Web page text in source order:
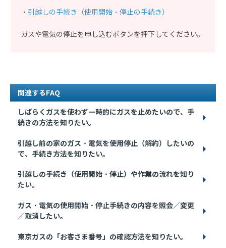
・ 引越しの手続き（使用開始・停止の手続き）
ガスや電気の停止を申し込むボタンを押下してください。
関連するFAQ
しばらくガスを使わず一時的にガスを止めたいので、手
続きの方法を知りたい。
引越し前の家のガス・電気を使用停止（解約）したいの
で、手続き方法を知りたい。
引越しの手続き（使用開始・停止）や作業の流れを知り
たい。
ガス・電気の使用開始・停止手続きの内容を照会／変更
／取消したい。
東京ガスの「お客さま番号」の確認方法を知りたい。